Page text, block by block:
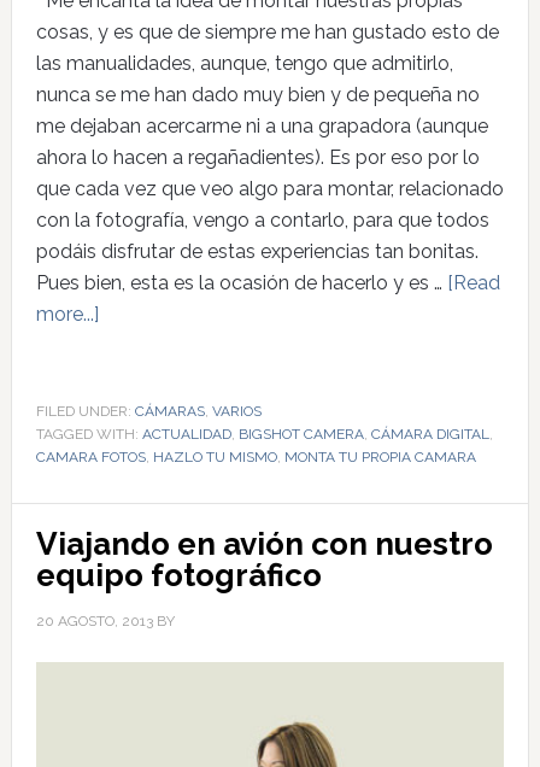
cosas, y es que de siempre me han gustado esto de
las manualidades, aunque, tengo que admitirlo,
nunca se me han dado muy bien y de pequeña no
me dejaban acercarme ni a una grapadora (aunque
ahora lo hacen a regañadientes). Es por eso por lo
que cada vez que veo algo para montar, relacionado
con la fotografía, vengo a contarlo, para que todos
podáis disfrutar de estas experiencias tan bonitas.
Pues bien, esta es la ocasión de hacerlo y es … [Read
more...]
FILED UNDER: CÁMARAS, VARIOS
TAGGED WITH: ACTUALIDAD, BIGSHOT CAMERA, CÁMARA DIGITAL
CAMARA FOTOS, HAZLO TU MISMO, MONTA TU PROPIA CAMARA
Viajando en avión con nuestro
equipo fotográfico
20 AGOSTO, 2013BY